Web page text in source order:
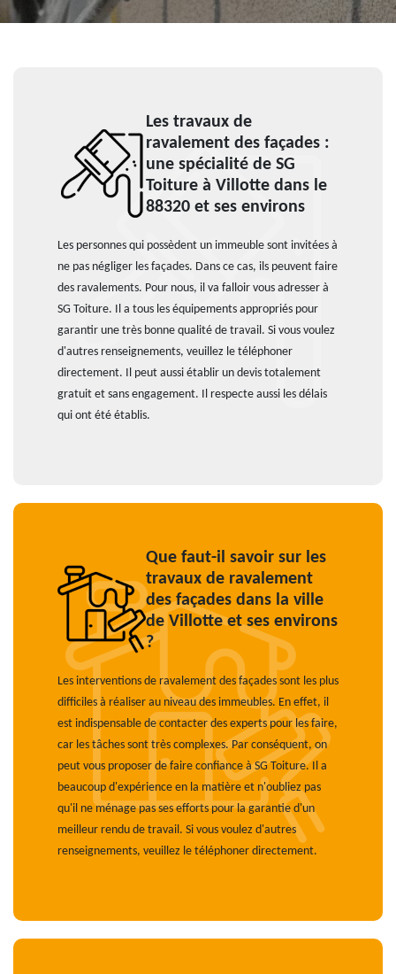
Les travaux de
ravalement des façades :
une spécialité de SG
Toiture à Villotte dans le
88320 et ses environs
Les personnes qui possèdent un immeuble sont invitées à
ne pas négliger les façades. Dans ce cas, ils peuvent faire
des ravalements. Pour nous, il va falloir vous adresser à
SG Toiture. Il a tous les équipements appropriés pour
garantir une très bonne qualité de travail. Si vous voulez
d'autres renseignements, veuillez le téléphoner
directement. Il peut aussi établir un devis totalement
gratuit et sans engagement. Il respecte aussi les délais
qui ont été établis.
Que faut-il savoir sur les
travaux de ravalement
des façades dans la ville
de Villotte et ses environs
?
Les interventions de ravalement des façades sont les plus
difficiles à réaliser au niveau des immeubles. En effet, il
est indispensable de contacter des experts pour les faire,
car les tâches sont très complexes. Par conséquent, on
peut vous proposer de faire confiance à SG Toiture. Il a
beaucoup d'expérience en la matière et n'oubliez pas
qu'il ne ménage pas ses efforts pour la garantie d'un
meilleur rendu de travail. Si vous voulez d'autres
renseignements, veuillez le téléphoner directement.